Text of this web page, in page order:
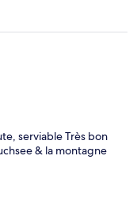
serviable Très bon
& la montagne